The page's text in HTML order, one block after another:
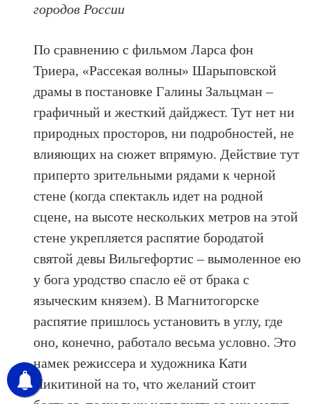
городов России
По сравнению с фильмом Ларса фон
Триера, «Рассекая волны» Шарыповской
драмы в постановке Галины Зальцман –
графичный и жесткий дайджест. Тут нет ни
природных просторов, ни подробностей, не
влияющих на сюжет впрямую. Действие тут
приперто зрительными рядами к черной
стене (когда спектакль идет на родной
сцене, на высоте нескольких метров на этой
стене укрепляется распятие бородатой
святой девы Вильгефортис – вымоленное ею
у бога уродство спасло её от брака с
языческим князем). В Магнитогорске
распятие пришлось установить в углу, где
оно, конечно, работало весьма условно. Это
намек режиссера и художника Кати
Никитиной на то, что желаний стоит